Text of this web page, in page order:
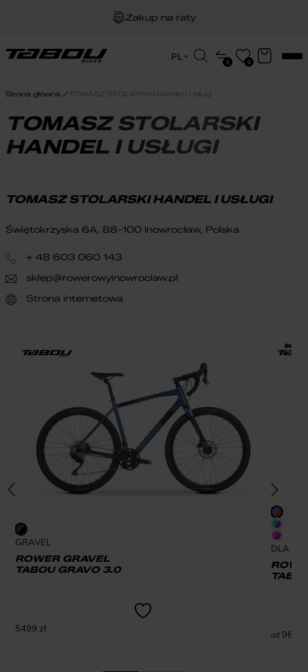
Zakup na raty
Dożywotnia gwarancja na ramę
PL
Wyszukiwarka
produktów
0 0
Strona główna TOMASZ STOLARSKI Handel i Usługi
TOMASZ STOLARSKI
HANDEL I USŁUGI
GRAVEL
ROWER GRAVEL
TABOU GRAVO 3.0
5499 zł
DLA
od 969
TOMASZ STOLARSKI HANDEL I USŁUGI
Świętokrzyska 6A, 88-100 Inowrocław, Polska
+ 48 603 060 143
sklep@rowerowyinowroclaw.pl
Strona internetowa